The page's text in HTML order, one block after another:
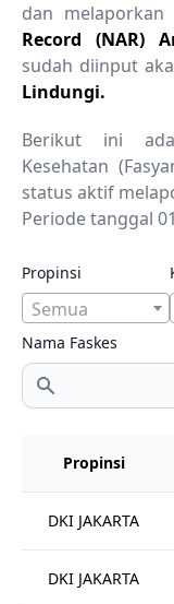
dan melaporkan
Record (NAR)
sudah diinput
Lindungi.
Berikut ini
Kesehatan
status aktif
Periode tanggal
Propinsi
Semua
Nama Faskes
Propinsi
DKI JAKARTA
DKI JAKARTA